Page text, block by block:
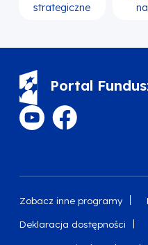
strategiczne
Portal
Zobacz inne programy
Deklaracja dostępności